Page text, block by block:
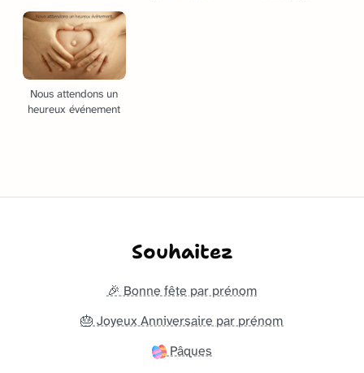
Nous attendons un
heureux événement
Souhaitez
🎉 Bonne fête par prénom
🎂 Joyeux Anniversaire par prénom
Pâques